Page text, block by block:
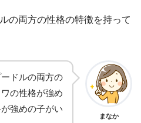
の両方の性格の特徴を持って
ドルの両方の
の性格が強め
強めの子がい
まなか